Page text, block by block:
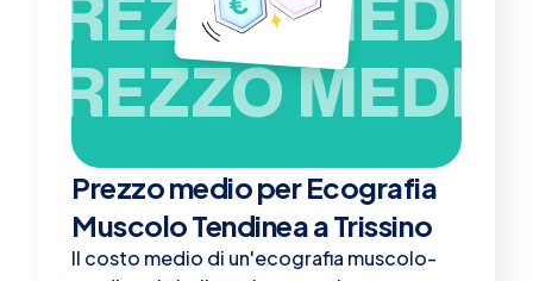
PREZZO MEDIO
Prezzo medio per Ecografia
Muscolo Tendinea a Trissino
Il costo medio di un'ecografia muscolo-